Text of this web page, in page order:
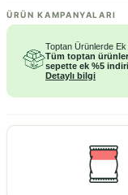
ÜRÜN KAMPANYALARI
Toptan Ürünlerde
Tüm toptan
sepette ek %5
Detaylı bilgi